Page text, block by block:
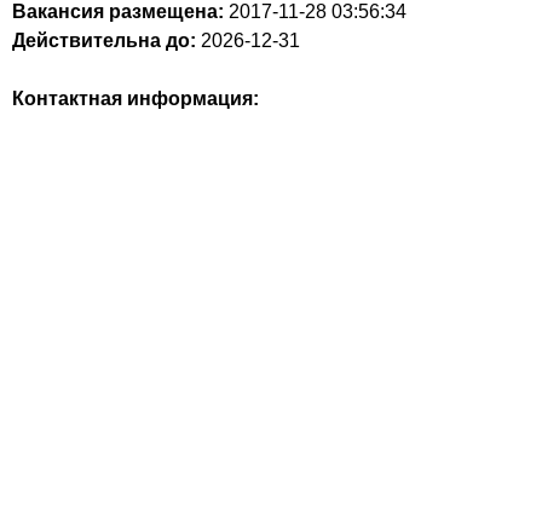
Вакансия размещена: 2017-11-28 03:56:34
Действительна до: 2026-12-31
Контактная информация: